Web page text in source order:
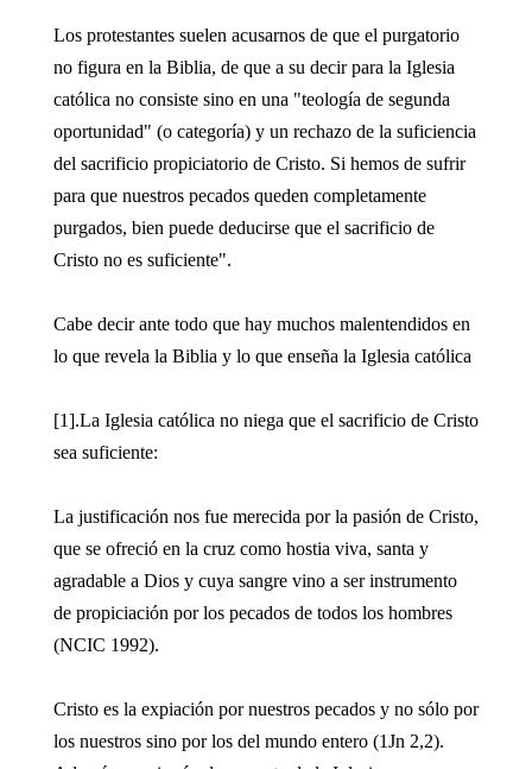
Los protestantes suelen acusarnos de que el purgatorio
no figura en la Biblia, de que a su decir para la Iglesia
católica no consiste sino en una "teología de segunda
oportunidad" (o categoría) y un rechazo de la suficiencia
del sacrificio propiciatorio de Cristo. Si hemos de sufrir
para que nuestros pecados queden completamente
purgados, bien puede deducirse que el sacrificio de
Cristo no es suficiente".
Cabe decir ante todo que hay muchos malentendidos en
lo que revela la Biblia y lo que enseña la Iglesia católica
[1].La Iglesia católica no niega que el sacrificio de Cristo
sea suficiente:
La justificación nos fue merecida por la pasión de Cristo,
que se ofreció en la cruz como hostia viva, santa y
agradable a Dios y cuya sangre vino a ser instrumento
de propiciación por los pecados de todos los hombres
(NCIC 1992).
Cristo es la expiación por nuestros pecados y no sólo por
los nuestros sino por los del mundo entero (1Jn 2,2).